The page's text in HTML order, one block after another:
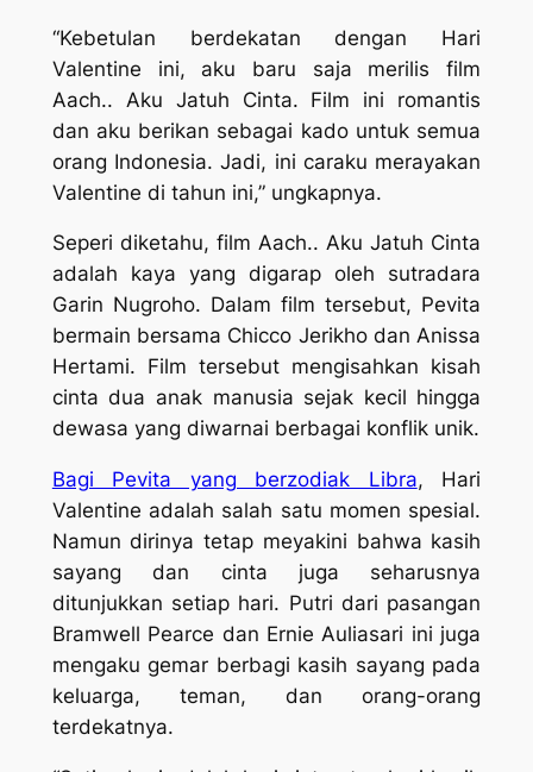
“Kebetulan berdekatan dengan Hari
Valentine ini, aku baru saja merilis film
Aach.. Aku Jatuh Cinta. Film ini romantis
dan aku berikan sebagai kado untuk semua
orang Indonesia. Jadi, ini caraku merayakan
Valentine di tahun ini,” ungkapnya.
Seperi diketahu, film Aach.. Aku Jatuh Cinta
adalah kaya yang digarap oleh sutradara
Garin Nugroho. Dalam film tersebut, Pevita
bermain bersama Chicco Jerikho dan Anissa
Hertami. Film tersebut mengisahkan kisah
cinta dua anak manusia sejak kecil hingga
dewasa yang diwarnai berbagai konflik unik.
Bagi Pevita yang berzodiak Libra, Hari
Valentine adalah salah satu momen spesial.
Namun dirinya tetap meyakini bahwa kasih
sayang dan cinta juga seharusnya
ditunjukkan setiap hari. Putri dari pasangan
Bramwell Pearce dan Ernie Auliasari ini juga
mengaku gemar berbagi kasih sayang pada
keluarga, teman, dan orang-orang
terdekatnya.